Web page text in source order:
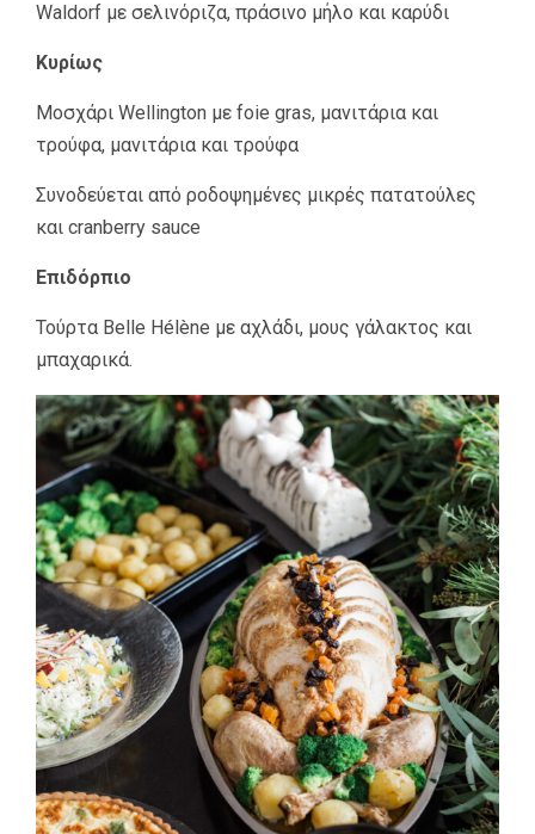
Waldorf με σελινόριζα, πράσινο μήλο και καρύδι
Κυρίως
Μοσχάρι Wellington με foie gras, μανιτάρια και
τρούφα, μανιτάρια και τρούφα
Συνοδεύεται από ροδοψημένες μικρές πατατούλες
και cranberry sauce
Επιδόρπιο
Τούρτα Belle Hélène με αχλάδι, μους γάλακτος και
μπαχαρικά.